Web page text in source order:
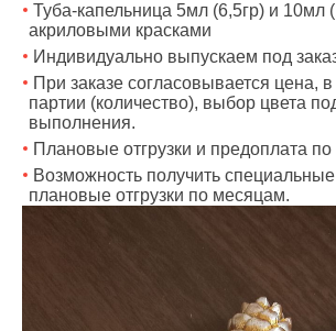
Туба-капельница 5мл (6,5гр) и 10мл
акриловыми красками
Индивидуально выпускаем под
При заказе согласовывается цена,
партии (количество), выбор цвета
выполнения.
Плановые отгрузки и предоплата
Возможность получить
плановые отгрузки по месяцам.